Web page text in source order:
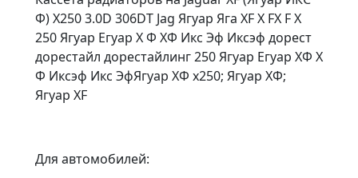
Ф) X250 3.0D 306DT Jag Ягуар Яга XF X FX F Х
250 Ягуар Егуар Х Ф ХФ Икс Эф Иксэф дорест
дорестайл дорестайлинг 250 Ягуар Егуар ХФ Х
Ф Иксэф Икс ЭфЯгуар ХФ x250; Ягуар ХФ;
Ягуар XF
Для автомобилей: